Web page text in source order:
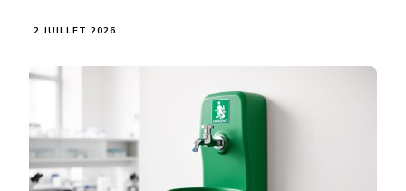
2 JUILLET 2026